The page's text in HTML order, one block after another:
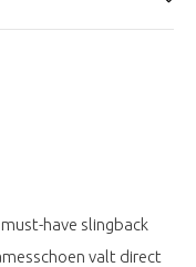
must-have slingback
valt direct